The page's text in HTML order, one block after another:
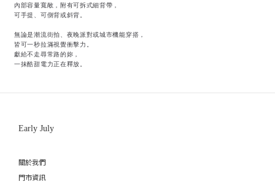
內部容量寬敞，附有可拆式細背帶，
可手提、可側背或斜背。
無論是潮流街拍、夜晚派對或城市機能穿搭，
皆可一秒拉滿視覺衝擊力。
獻給不走尋常路的妳，
一抹酷甜電力正在釋放。
Early July
關於我們
門市資訊